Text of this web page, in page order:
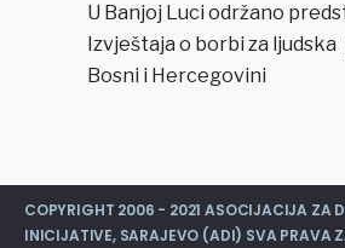
U Banjoj Luci održano
Izvještaja o borbi za ljudska
Bosni i Hercegovini
COPYRIGHT 2006 - 2021 ASOCIJACIJA ZA
INICIJATIVE, SARAJEVO (ADI) SVA PRAVA